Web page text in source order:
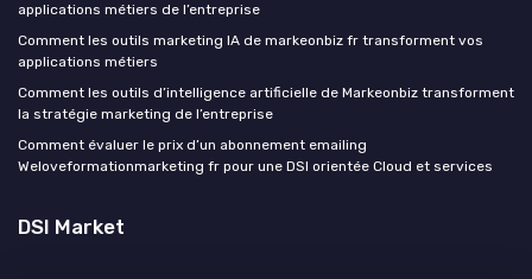
applications métiers de l’entreprise
Comment les outils marketing IA de markeonbiz fr transforment vos
applications métiers
Comment les outils d’intelligence artificielle de Markeonbiz transforment
la stratégie marketing de l’entreprise
Comment évaluer le prix d’un abonnement emailing
Weloveformationmarketing fr pour une DSI orientée Cloud et services
DSI Market